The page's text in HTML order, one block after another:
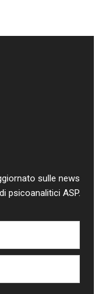
sulle news
psicoanalitici ASP.